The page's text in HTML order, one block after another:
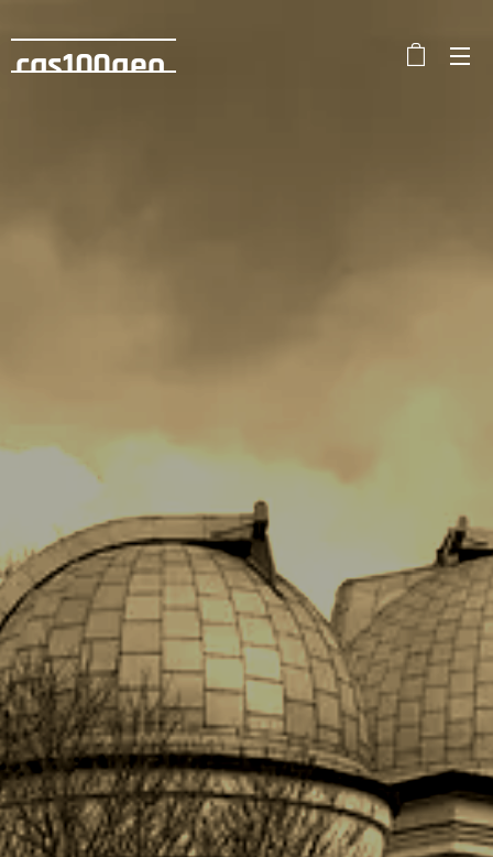
cas100geo